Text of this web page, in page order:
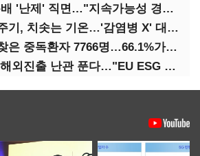
저출산, 성장·분배 '난제' 직면…"지속가능성 경고등"
짧아진 팬데믹 주기, 치솟는 기온…'감염병 X' 대비해야
지난해 응급실 찾은 중독환자 7766명…66.1%가 '의도적 중독'
중부발전, 중기 해외진출 난관 푼다…"EU ESG 실사 공동 대응"